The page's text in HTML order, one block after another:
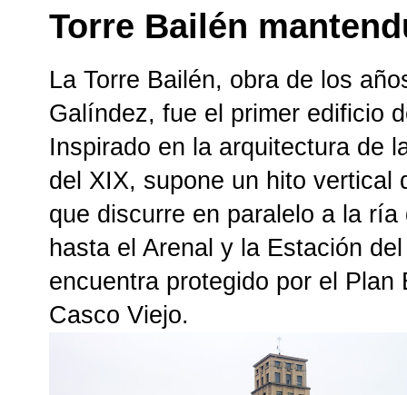
Torre Bailén
La Torre Bailén, obra de los
Galíndez, fue el primer edificio
Inspirado en la arquitectura de
del XIX, supone un hito vertical
que discurre en paralelo a la
hasta el Arenal y la Estación
encuentra protegido por el
Casco Viejo.